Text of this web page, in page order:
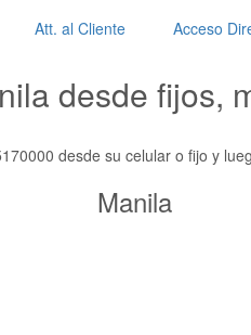
Att. al Cliente Acceso
desde fijos,
desde su celular o fijo y
Manila